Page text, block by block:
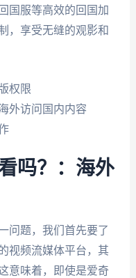
国服等高效的回国加
，享受无缝的观影和
权限
外访问国内内容
吗？：海外
问题，我们首先要了
视频流媒体平台，其
意味着，即使是爱奇